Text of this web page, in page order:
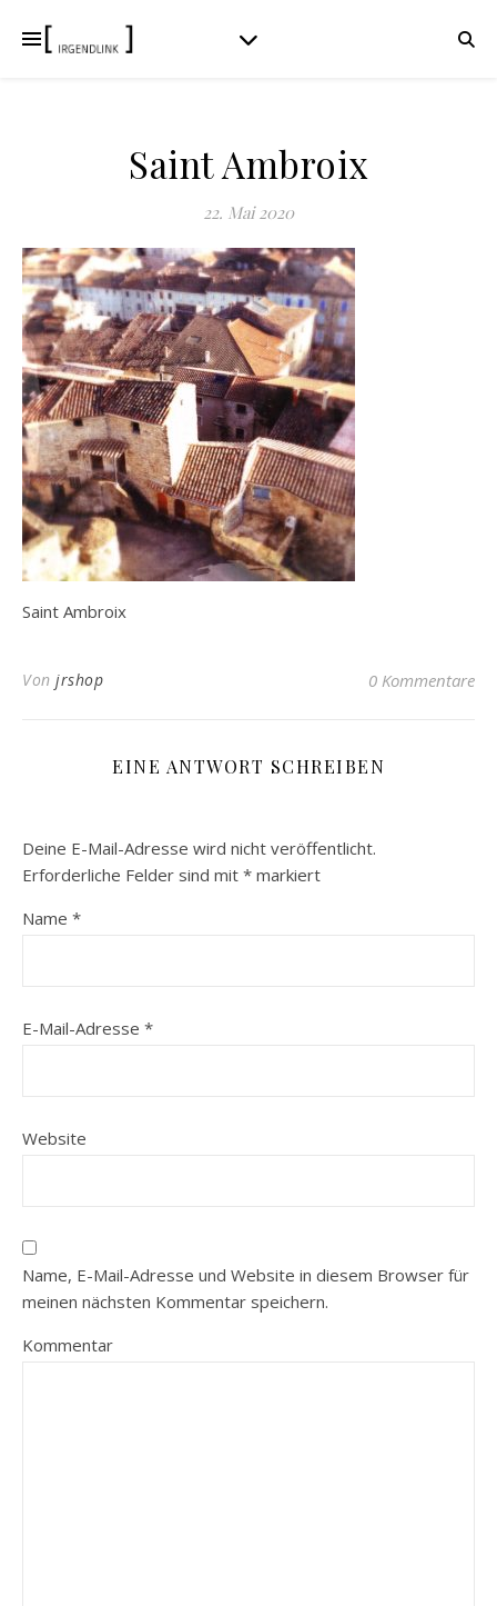
Saint Ambroix
22. Mai 2020
Saint Ambroix
Von jrshop 0 Kommentare
EINE ANTWORT SCHREIBEN
Deine E-Mail-Adresse wird nicht veröffentlicht.
Erforderliche Felder sind mit * markiert
Name *
E-Mail-Adresse *
Website
Name, E-Mail-Adresse und Website in diesem Browser für
meinen nächsten Kommentar speichern.
Kommentar